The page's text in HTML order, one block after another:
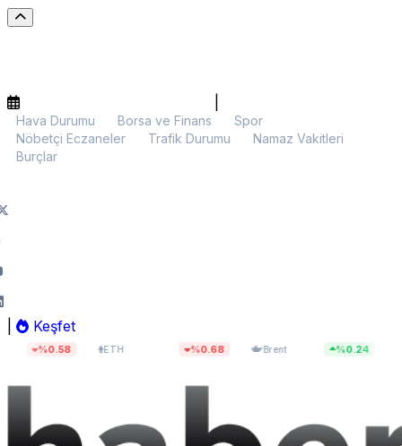
Hava Durumu Borsa ve Finans
Spor
Nöbetçi Eczaneler
Trafik Durumu
Namaz Vakitleri
Burçlar
Keşfet
ETH$1.891,00 Brent $79,64 %0.24 BIST 100